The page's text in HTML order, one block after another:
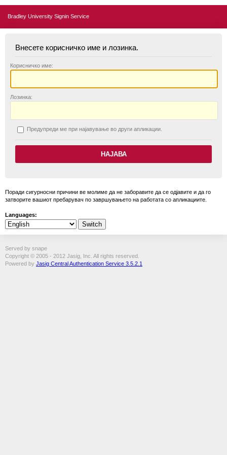
Bradley University Signin Service
Внесете корисничко име и лозинка.
Корисничко име:
Лозинка:
Предупреди ме при најавување во други апликации.
Поради сигурносни причини ве молиме да не заборавите да се одјавите и да го
затворите вашиот пребарувач по завршувањето на работата со апликациите.
Languages:
Served by snape
Copyright © 2005 - 2012 Jasig, Inc. All rights reserved.
Powered by Jasig Central Authentication Service 3.5.2.1